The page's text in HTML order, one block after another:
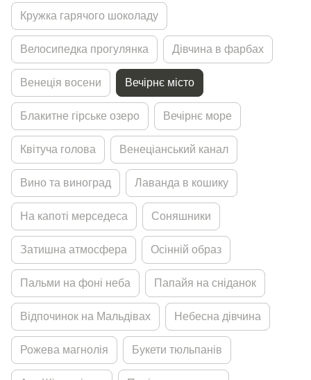
Кружка гарячого шоколаду
Велосипедка прогулянка Дiвчина в фарбах
Венецiя восени Вечiрнє мiсто
Блакитне гiрське озеро Вечiрнє море
Квiтуча голова Венецiанський канал
Вино та виноград Лаванда в кошику
На капотi мерседеса Соняшники
Затишна атмосфера Осiннiй образ
Пальми на фонi неба Папайя на снiданок
Вiдпочинок на Мальдiвах Небесна дiвчина
Рожева магнолiя Букети тюльпанiв